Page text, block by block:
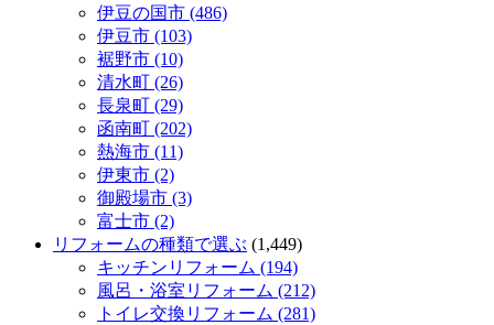
伊豆の国市 (486)
伊豆市 (103)
裾野市 (10)
清水町 (26)
長泉町 (29)
函南町 (202)
熱海市 (11)
伊東市 (2)
御殿場市 (3)
富士市 (2)
リフォームの種類で選ぶ (1,449)
キッチンリフォーム (194)
風呂・浴室リフォーム (212)
トイレ交換リフォーム (281)